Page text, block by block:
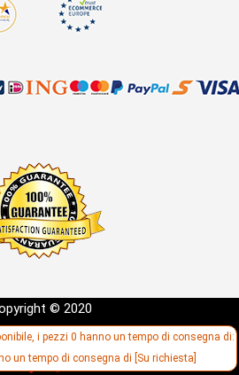
i pezzi 0 hanno un tempo di consegna di:
un tempo di consegna di [Su richiesta]
© 2020
Sviluppo: